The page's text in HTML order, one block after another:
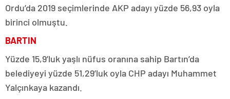
Ordu’da 2019 seçimlerinde AKP adayı yüzde 56,93 oyla
birinci olmuştu.
BARTIN
Yüzde 15,9’luk yaşlı nüfus oranına sahip Bartın’da
belediyeyi yüzde 51,29’luk oyla CHP adayı Muhammet
Yalçınkaya kazandı.